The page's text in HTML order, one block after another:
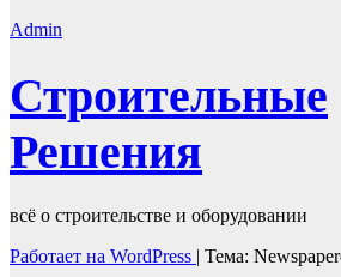
Admin
Строительные
Решения
всё о строительстве и оборудовании
Работает на WordPress | Тема: